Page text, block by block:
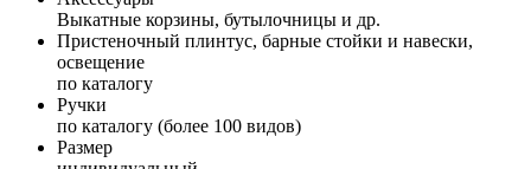
Выкатные корзины, бутылочницы и др.
Пристеночный плинтус, барные стойки и навески,
освещение
по каталогу
Ручки
по каталогу (более 100 видов)
Размер